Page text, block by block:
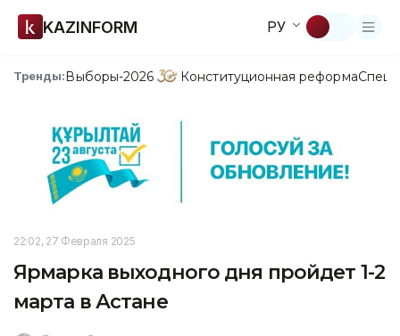
KAZINFORM РУ
Тренды:Выборы-2026 Конституционная реформа
22:02, 27 Февраля 2025
Ярмарка выходного дня пройдет 1-2
марта в Астане